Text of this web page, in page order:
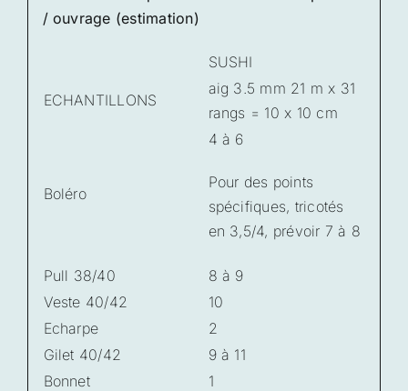
/ ouvrage (estimation)
SUSHI
ECHANTILLONS
aig 3.5 mm 21 m x 31
rangs = 10 x 10 cm
Boléro
4 à 6
Pour des points
spécifiques, tricotés
en 3,5/4, prévoir 7 à 8
Pull 38/40
8 à 9
Veste 40/42
10
Echarpe
2
Gilet 40/42
9 à 11
Bonnet
1